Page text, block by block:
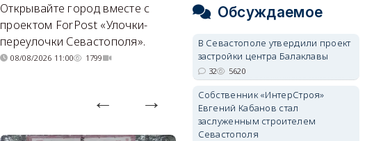
Открывайте город вместе с
проектом ForPost «Улочки-
переулочки Севастополя».
08/08/2026 11:00 1799
Кризис ударил по регионам
совершенно по-разному.
07/08/2026 20:02 4205
Обсуждаемое
В Севастополе утвердили проект
застройки центра Балаклавы
32 5620
Собственник «ИнтерСтроя»
Евгений Кабанов стал
заслуженным строителем
Севастополя